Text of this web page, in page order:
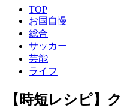
TOP
お国自慢
総合
サッカー
芸能
ライフ
【時短レシピ】